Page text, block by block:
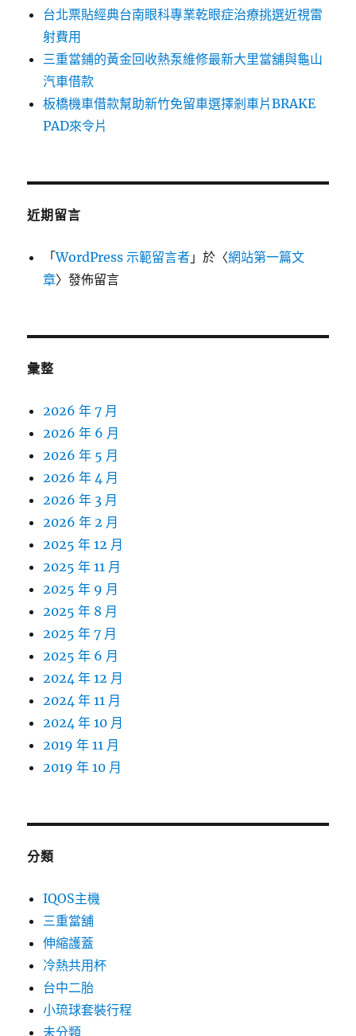
台北票貼經典台南眼科專業乾眼症治療挑選近視雷
射費用
三重當鋪的黃金回收熱泵維修最新大里當舖與龜山
汽車借款
板橋機車借款幫助新竹免留車選擇剎車片BRAKE
PAD來令片
近期留言
「WordPress 示範留言者 」於〈網站第一篇文
章〉發佈留言
彙整
2026 年 7 月
2026 年 6 月
2026 年 5 月
2026 年 4 月
2026 年 3 月
2026 年 2 月
2025 年 12 月
2025 年 11 月
2025 年 9 月
2025 年 8 月
2025 年 7 月
2025 年 6 月
2024 年 12 月
2024 年 11 月
2024 年 10 月
2019 年 11 月
2019 年 10 月
分類
IQOS主機
三重當舖
伸縮護蓋
冷熱共用杯
台中二胎
小琉球套裝行程
未分類